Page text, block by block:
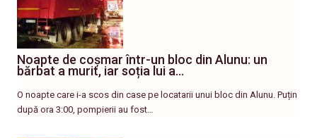
Noapte de coșmar într-un bloc din Alunu: un
bărbat a murit, iar soția lui a…
O noapte care i-a scos din case pe locatarii unui bloc din Alunu. Puțin
după ora 3:00, pompierii au fost…